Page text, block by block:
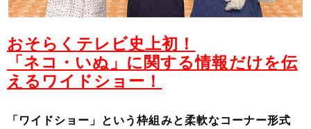
おそらくテレビ史上初！
「ネコ・いぬ」に関する情報だけを伝
えるワイドショー！
「ワイドショー」という枠組みと柔軟なコーナー形式